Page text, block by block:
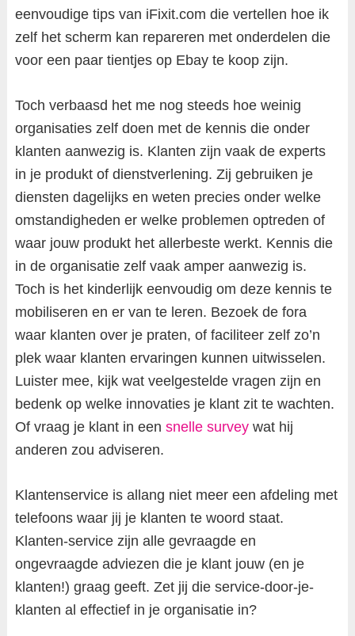
eenvoudige tips van iFixit.com die vertellen hoe ik
zelf het scherm kan repareren met onderdelen die
voor een paar tientjes op Ebay te koop zijn.
Toch verbaasd het me nog steeds hoe weinig
organisaties zelf doen met de kennis die onder
klanten aanwezig is. Klanten zijn vaak de experts
in je produkt of dienstverlening. Zij gebruiken je
diensten dagelijks en weten precies onder welke
omstandigheden er welke problemen optreden of
waar jouw produkt het allerbeste werkt. Kennis die
in de organisatie zelf vaak amper aanwezig is.
Toch is het kinderlijk eenvoudig om deze kennis te
mobiliseren en er van te leren. Bezoek de fora
waar klanten over je praten, of faciliteer zelf zo’n
plek waar klanten ervaringen kunnen uitwisselen.
Luister mee, kijk wat veelgestelde vragen zijn en
bedenk op welke innovaties je klant zit te wachten.
Of vraag je klant in een snelle surveywat hij
anderen zou adviseren.
Klantenservice is allang niet meer een afdeling met
telefoons waar jij je klanten te woord staat.
Klanten-service zijn alle gevraagde en
ongevraagde adviezen die je klant jouw (en je
klanten!) graag geeft. Zet jij die service-door-je-
klanten al effectief in je organisatie in?